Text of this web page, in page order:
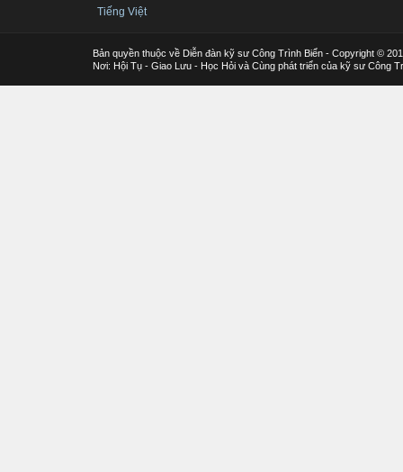
Tiếng Việt
Bản quyền thuộc về Diễn đàn kỹ sư Công Trình Biển - Copyright ©
Nơi: Hội Tụ - Giao Lưu - Học Hỏi và Cùng phát triển của kỹ sư Công